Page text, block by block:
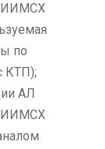
по
КТП);
АЛ